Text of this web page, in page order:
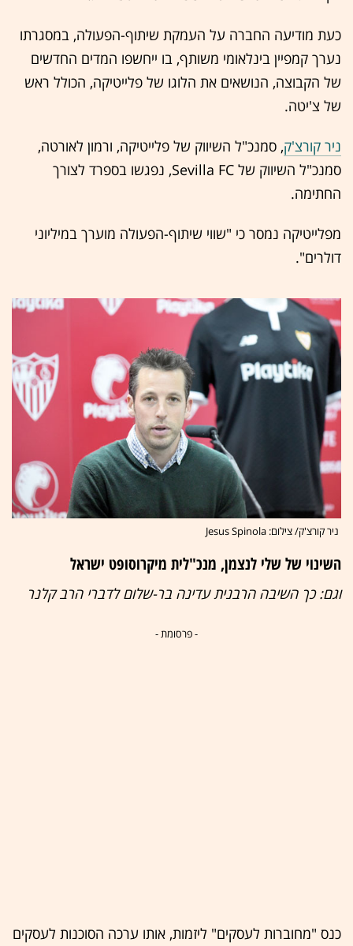
כעת מודיעה החברה על העמקת שיתוף-הפעולה, במסגרתו
נערך קמפיין בינלאומי משותף, בו ייחשפו המדים החדשים
של הקבוצה, הנושאים את הלוגו של פלייטיקה, הכולל ראש
של צ'יטה.
ניר קורצ'ק, סמנכ"ל השיווק של פלייטיקה, ורמון לאורטה,
סמנכ"ל השיווק של Sevilla FC, נפגשו בספרד לצורך
החתימה.
מפלייטיקה נמסר כי "שווי שיתוף-הפעולה מוערך במיליוני
דולרים".
ניר קורצ'ק/ צילום: Jesus Spinola
השינוי של שלי לנצמן, מנכ"לית מיקרוסופט ישראל
וגם: כך השיבה הרבנית עדינה בר-שלום לדברי הרב קלנר
- פרסומת -
כנס "מחוברות לעסקים" ליזמות, אותו ערכה הסוכנות לעסקים